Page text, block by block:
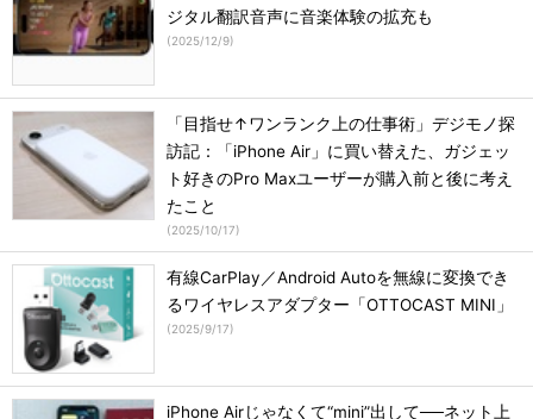
ジタル翻訳音声に音楽体験の拡充も
(2025/12/9)
「目指せ↑ワンランク上の仕事術」デジモノ探
訪記：「iPhone Air」に買い替えた、ガジェッ
ト好きのPro Maxユーザーが購入前と後に考え
たこと
(2025/10/17)
有線CarPlay／Android Autoを無線に変換でき
るワイヤレスアダプター「OTTOCAST MINI」
(2025/9/17)
iPhone Airじゃなくて“mini”出して──ネット上